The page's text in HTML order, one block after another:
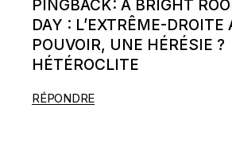
PINGBACK:A BRIGHT
DAY : L’EXTRÊME-DROITE
POUVOIR, UNE HÉRÉSIE
HÉTÉROCLITE
RÉPONDRE